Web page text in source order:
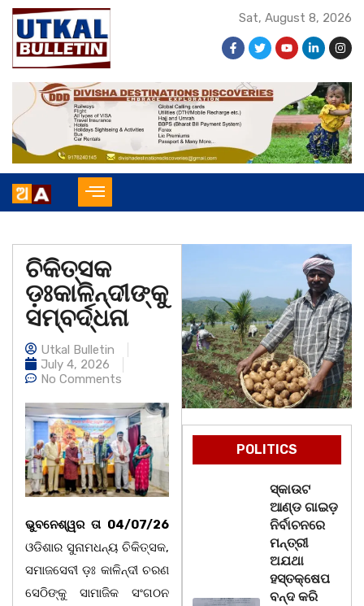
Sat, August 8, 2026
ଚିକିତ୍ସକ
ଡ଼ଃକାଳିନ୍ଦୀଙ୍କୁ
ସମ୍ବର୍ଦ୍ଧନା
Utkal Bulletin
July 4, 2026
No Comments
ଭୁବନେଶ୍ୱର ତା 04/07/26
ଓଡିଶାର ସୁନାମଧନ୍ୟ ଚିକିତ୍ସକ,
ସମାଜସେବୀ ଡ଼ଃ କାଳିନ୍ଦୀ ଚରଣ
ସେଠିଙ୍କୁ ସାମାଜିକ ସଂଗଠନ
POLITICS
ସ୍କାଉଟ
ଆଣ୍ଡ ଗାଇଡ଼
ନିର୍ବାଚନରେ
ମନ୍ତ୍ରୀ
ଅଯଥା
ହସ୍ତକ୍ଷେପ
ବନ୍ଦ କରି